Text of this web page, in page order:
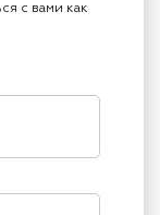
с вами как